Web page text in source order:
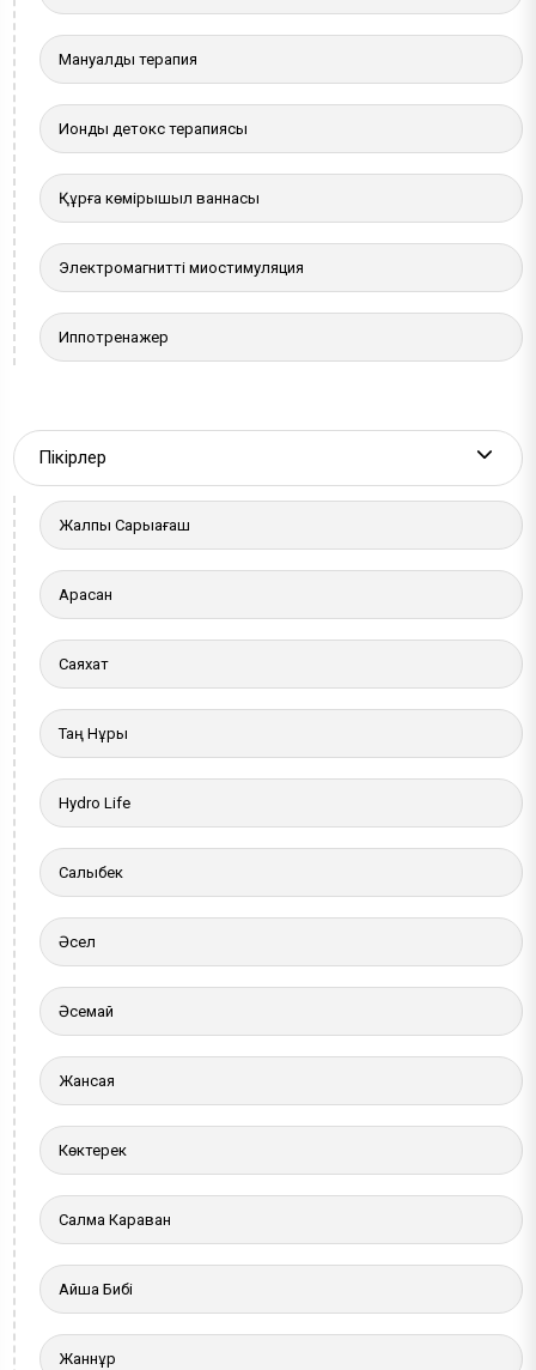
Мануалды терапия
Иондық детокс терапиясы
Құрғақ көмірқышқыл ваннасы
Электромагнитті миостимуляция
Иппотренажер
Пікірлер More
Жалпы Сарыағаш
Арасан
Саяхат
Таң Нұры
Hydro Life
Салыбек
Әсел
Әсемай
Жансая
Көктерек
Салма Караван
Айша Бибі
Жаннұр